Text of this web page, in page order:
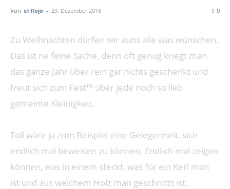
Von el flojo - 23. Dezember 2018 0
Zu Weihnachten dürfen wir auns alle was wünschen.
Das ist ne feine Sache, denn oft genug kriegt man
das ganze Jahr über rein gar nichts geschenkt und
freut sich zum Fest™ über jede noch so lieb
gemeinte Kleinigkeit.
Toll wäre ja zum Beispiel eine Gelegenheit, sich
endlich mal beweisen zu können. Endlich mal zeigen
können, was in einem steckt, was für ein Kerl man
ist und aus welchem Holz man geschnitzt ist.